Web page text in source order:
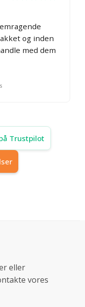
og inden
med dem
Trustpilot
eller
vores